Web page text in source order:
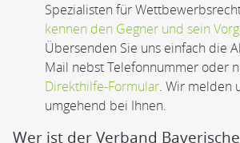
Spezialisten für
kennen den Gegner und sein
Übersenden Sie uns einfach die
Mail nebst Telefonnummer oder
Direkthilfe-Formular. Wir melden
umgehend bei Ihnen.
Wer ist der Verband